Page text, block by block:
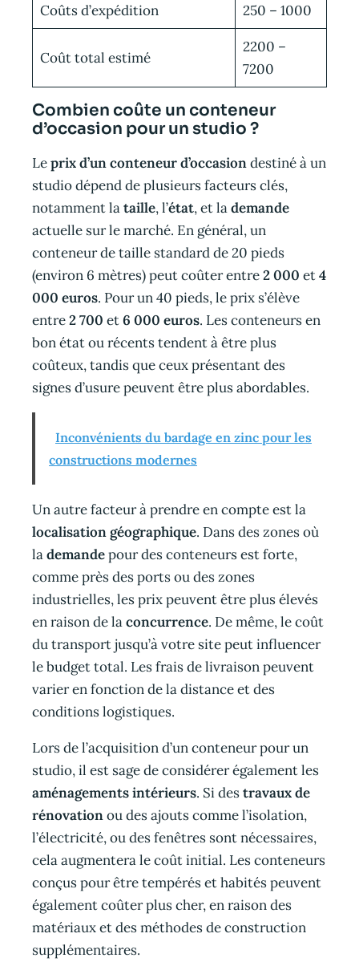
Coûts d’expédition 250 – 1000
Coût total estimé
2200 –
7200
Combien coûte un conteneur
d’occasion pour un studio ?
Leprix d’un conteneur d’occasiondestiné à un
studio dépend de plusieurs facteurs clés,
notamment lataille, l’état, et lademande
actuelle sur le marché. En général, un
conteneur de taille standard de 20 pieds
(environ 6 mètres) peut coûter entre2 000 et4
000 euros. Pour un 40 pieds, le prix s’élève
entre2 700 et6 000 euros. Les conteneurs en
bon état ou récents tendent à être plus
coûteux, tandis que ceux présentant des
signes d’usure peuvent être plus abordables.
Inconvénients du bardage en zinc pour les
constructions modernes
Un autre facteur à prendre en compte est la
localisation géographique. Dans des zones où
lademandepour des conteneurs est forte,
comme près des ports ou des zones
industrielles, les prix peuvent être plus élevés
en raison de laconcurrence. De même, le coût
du transport jusqu’à votre site peut influencer
le budget total. Les frais de livraison peuvent
varier en fonction de la distance et des
conditions logistiques.
Lors de l’acquisition d’un conteneur pour un
studio, il est sage de considérer également les
aménagements intérieurs. Si destravaux de
rénovationou des ajouts comme l’isolation,
l’électricité, ou des fenêtres sont nécessaires,
cela augmentera le coût initial. Les conteneurs
conçus pour être tempérés et habités peuvent
également coûter plus cher, en raison des
matériaux et des méthodes de construction
supplémentaires.